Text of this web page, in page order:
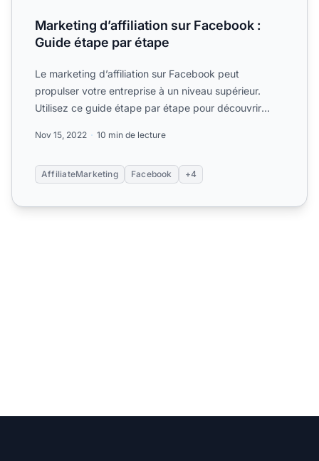
Marketing d’affiliation sur Facebook :
Guide étape par étape
Le marketing d’affiliation sur Facebook peut
propulser votre entreprise à un niveau supérieur.
Utilisez ce guide étape par étape pour découvrir
Nov 15, 2022 10 min de lecture
AffiliateMarketing Facebook +4